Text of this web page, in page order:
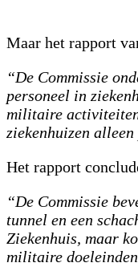
Maar het rapport
“De Commissie
personeel in
militaire
ziekenhuizen
Het rapport
“De Commissie
tunnel en een
Ziekenhuis, maar
militaire